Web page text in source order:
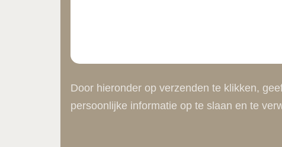
Door hieronder op verzenden te klikken,
persoonlijke informatie op te slaan en te